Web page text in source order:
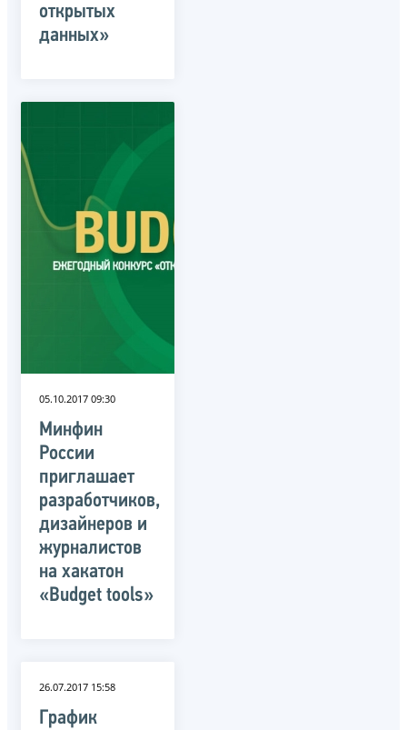
открытых
данных»
05.10.2017 09:30
Минфин
России
приглашает
разработчиков,
дизайнеров и
журналистов
на хакатон
«Budget tools»
26.07.2017 15:58
График